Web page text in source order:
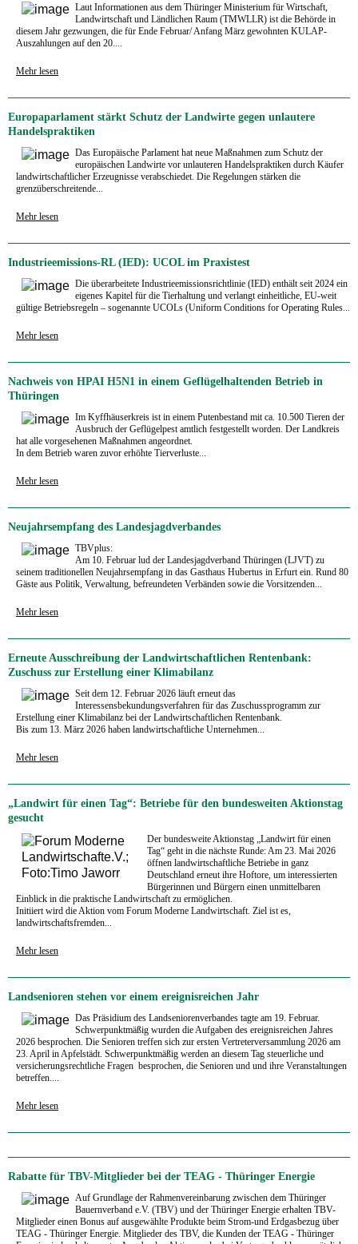
Laut Informationen aus dem Thüringer Ministerium für Wirtschaft,
Landwirtschaft und Ländlichen Raum (TMWLLR) ist die Behörde in
diesem Jahr gezwungen, die für Ende Februar/ Anfang März gewohnten KULAP-
Auszahlungen auf den 20....
Mehr lesen
Europaparlament stärkt Schutz der Landwirte gegen unlautere
Handelspraktiken
Das Europäische Parlament hat neue Maßnahmen zum Schutz der
europäischen Landwirte vor unlauteren Handelspraktiken durch Käufer
landwirtschaftlicher Erzeugnisse verabschiedet. Die Regelungen stärken die
grenzüberschreitende...
Mehr lesen
Industrieemissions-RL (IED): UCOL im Praxistest
Die überarbeitete Industrieemissionsrichtlinie (IED) enthält seit 2024 ein
eigenes Kapitel für die Tierhaltung und verlangt einheitliche, EU-weit
gültige Betriebsregeln – sogenannte UCOLs (Uniform Conditions for Operating Rules...
Mehr lesen
Nachweis von HPAI H5N1 in einem Geflügelhaltenden Betrieb in
Thüringen
Im Kyffhäuserkreis ist in einem Putenbestand mit ca. 10.500 Tieren der
Ausbruch der Geflügelpest amtlich festgestellt worden. Der Landkreis
hat alle vorgesehenen Maßnahmen angeordnet.
In dem Betrieb waren zuvor erhöhte Tierverluste...
Mehr lesen
Neujahrsempfang des Landesjagdverbandes
TBVplus:
Am 10. Februar lud der Landesjagdverband Thüringen (LJVT) zu
seinem traditionellen Neujahrsempfang in das Gasthaus Hubertus in Erfurt ein. Rund 80
Gäste aus Politik, Verwaltung, befreundeten Verbänden sowie die Vorsitzenden...
Mehr lesen
Erneute Ausschreibung der Landwirtschaftlichen Rentenbank:
Zuschuss zur Erstellung einer Klimabilanz
Seit dem 12. Februar 2026 läuft erneut das
Interessensbekundungsverfahren für das Zuschussprogramm zur
Erstellung einer Klimabilanz bei der Landwirtschaftlichen Rentenbank.
Bis zum 13. März 2026 haben landwirtschaftliche Unternehmen...
Mehr lesen
„Landwirt für einen Tag“: Betriebe für den bundesweiten Aktionstag
gesucht
Der bundesweite Aktionstag „Landwirt für einen
Tag“ geht in die nächste Runde: Am 23. Mai 2026
öffnen landwirtschaftliche Betriebe in ganz
Deutschland erneut ihre Hoftore, um interessierten
Bürgerinnen und Bürgern einen unmittelbaren
Einblick in die praktische Landwirtschaft zu ermöglichen.
Initiiert wird die Aktion vom Forum Moderne Landwirtschaft. Ziel ist es,
landwirtschaftsfremden...
Mehr lesen
Landsenioren stehen vor einem ereignisreichen Jahr
Das Präsidium des Landseniorenverbandes tagte am 19. Februar.
Schwerpunktmäßig wurden die Aufgaben des ereignisreichen Jahres
2026 besprochen. Die Senioren treffen sich zur ersten Vertreterversammlung 2026 am
23. April in Apfelstädt. Schwerpunktmäßig werden an diesem Tag steuerliche und
versicherungsrechtliche Fragen besprochen, die Senioren und und ihre Veranstaltungen
betreffen....
Mehr lesen
Rabatte für TBV-Mitglieder bei der TEAG - Thüringer Energie
Auf Grundlage der Rahmenvereinbarung zwischen dem Thüringer
Bauernverband e.V. (TBV) und der Thüringer Energie erhalten TBV-
Mitglieder einen Bonus auf ausgewählte Produkte beim Strom-und Erdgasbezug über
TEAG - Thüringer Energie. Mitglieder des TBV, die Kunden der TEAG - Thüringer